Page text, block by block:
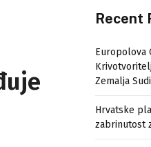
Recent
Europolova
Zemalja
Hrvatske
zabrinutost